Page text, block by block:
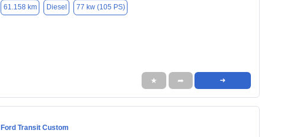
61.158 km Diesel 77 kw (105 PS)
★ ➦ ➜
Ford Transit Custom